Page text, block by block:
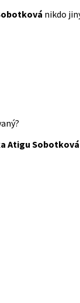
nikdo
Atigu Sobotková